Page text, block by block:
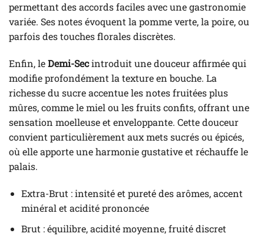
permettant des accords faciles avec une gastronomie
variée. Ses notes évoquent la pomme verte, la poire, ou
parfois des touches florales discrètes.
Enfin, leDemi-Secintroduit une douceur affirmée qui
modifie profondément la texture en bouche. La
richesse du sucre accentue les notes fruitées plus
mûres, comme le miel ou les fruits confits, offrant une
sensation moelleuse et enveloppante. Cette douceur
convient particulièrement aux mets sucrés ou épicés,
où elle apporte une harmonie gustative et réchauffe le
palais.
Extra-Brut : intensité et pureté des arômes, accent
minéral et acidité prononcée
Brut : équilibre, acidité moyenne, fruité discret